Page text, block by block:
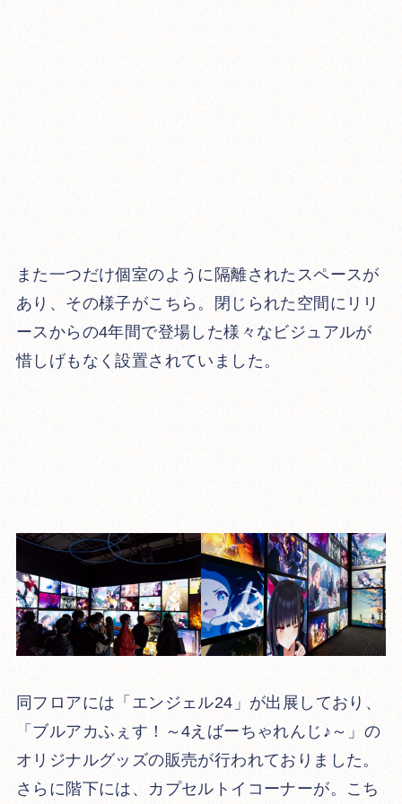
また一つだけ個室のように隔離されたスペースが
あり、その様子がこちら。閉じられた空間にリリ
ースからの4年間で登場した様々なビジュアルが
惜しげもなく設置されていました。
同フロアには「エンジェル24」が出展しており、
「ブルアカふぇす！～4えばーちゃれんじ♪～」の
オリジナルグッズの販売が行われておりました。
さらに階下には、カプセルトイコーナーが。こち